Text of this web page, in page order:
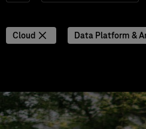
Cloud Data Platform &